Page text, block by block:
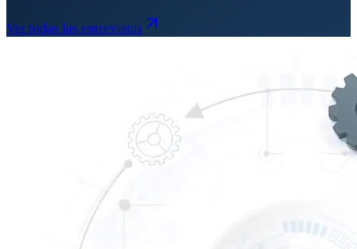
Ver todas las entrevistas